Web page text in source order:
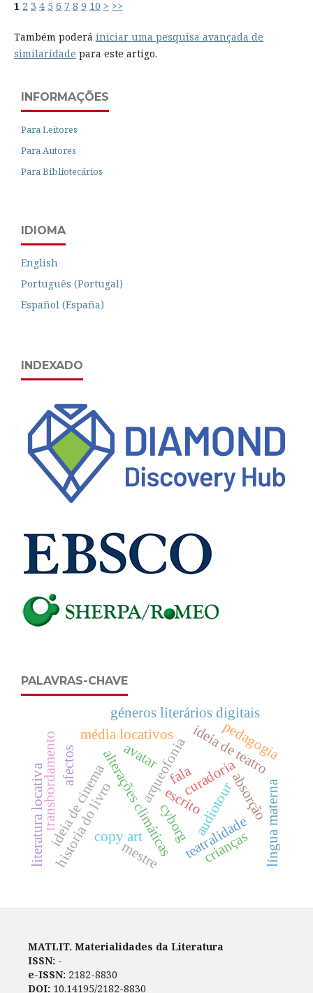
1 2 3 4 5 6 7 8 9 10 > >>
Também poderá iniciar uma pesquisa avançada de
similaridade para este artigo.
INFORMAÇÕES
Para Leitores
Para Autores
Para Bibliotecários
IDIOMA
English
Português (Portugal)
Español (España)
INDEXADO
PALAVRAS-CHAVE
escrito
arqueofoniacuradoria
alterações climáticas audiotour
ideia de teatro
ideia de cinema absorção
teatralidade
transbordamentohistoria do livro
avatar
géneros literários digitais
cyborg
copy art
média locativos
literatura locativa crianças
pedagogia
língua materna
afectos
mestre
fala
MATLIT. Materialidades da Literatura
ISSN: -
e-ISSN: 2182-8830
DOI: 10.14195/2182-8830